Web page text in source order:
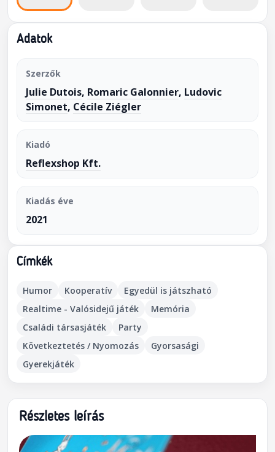
Adatok
Szerzők
Julie Dutois, Romaric Galonnier, Ludovic
Simonet, Cécile Ziégler
Kiadó
Reflexshop Kft.
Kiadás éve
2021
Címkék
Humor Kooperatív
Egyedül is játszható
Realtime - Valósidejű játék
Memória
Családi társasjáték
Party
Következtetés / Nyomozás
Gyorsasági
Gyerekjáték
Részletes leírás